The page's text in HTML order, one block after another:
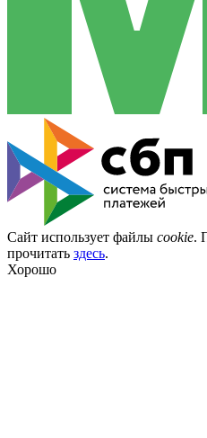
Сайт использует файлы cookie.
прочитать здесь.
Хорошо